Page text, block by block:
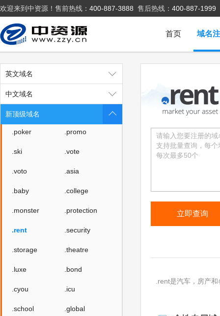
欢迎来到中资源！售前热线： 400-887-3888 售后热线： 400-887-1999
域名
首页
英文域名
中文域名
新顶级域名
.host .press
.website .archi
.bio .black
.blue
.lotto
.pet
.poker .promo
.ski .vote
.voto .asia
.baby .college
.monster .protection
.rent .security
.storage .theatre
.luxe .bond
.cyou .icu
.school .global
.rent是汽车，房产